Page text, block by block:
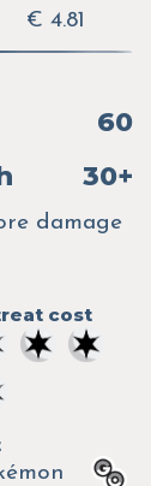
€ 4.81
60
30+
damage
cost